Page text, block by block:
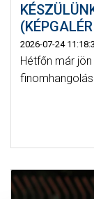
2026-07-24
Hétfőn már